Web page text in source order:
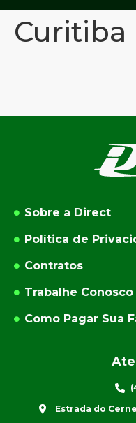
Curitiba
Sobre a Direct
Política de
Contratos
Trabalhe Conosco
Como Pagar Sua
Estrada do